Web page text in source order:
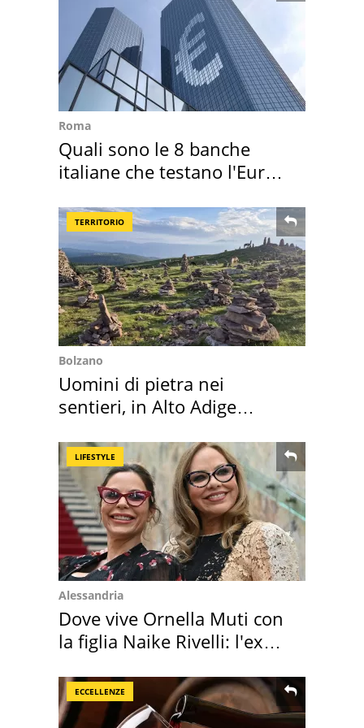
Roma
Quali sono le 8 banche
italiane che testano l'Euro
TERRITORIO
Bolzano
Uomini di pietra nei
sentieri, in Alto Adige
LIFESTYLE
Alessandria
Dove vive Ornella Muti con
la figlia Naike Rivelli: l'ex
ECCELLENZE